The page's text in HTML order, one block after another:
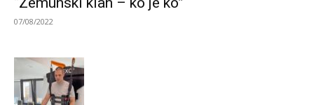
07/08/2022